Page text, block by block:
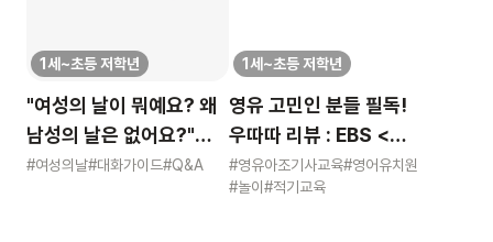
1세~초등 저학년
"여성의 날이 뭐예요? 왜
남성의 날은 없어요?"
묻는 어린이에게 이렇게
#여성의날#대화가이드#Q&A
1세~초등 저학년
영유 고민인 분들 필독!
우따따 리뷰 : EBS <
영유아 사교육 보고서>
#영유아조기사교육#영어유치원
#놀이 #적기교육